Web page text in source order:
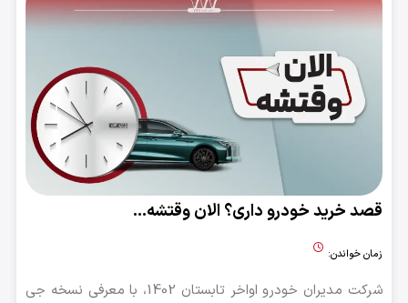
قصد خرید خودرو داری؟ الان وقتشه…
زمان خواندن:
شرکت مدیران خودرو اواخر تابستان 1402، با معرفی نسخه جی